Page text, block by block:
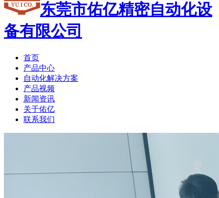
东莞市佑亿精密自动化设
备有限公司
首页
产品中心
自动化解决方案
产品视频
新闻资讯
关于佑亿
联系我们